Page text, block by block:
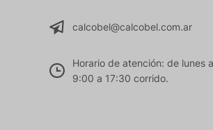
calcobel@calcobel.com.ar
Horario de atención: de lunes
9:00 a 17:30 corrido.